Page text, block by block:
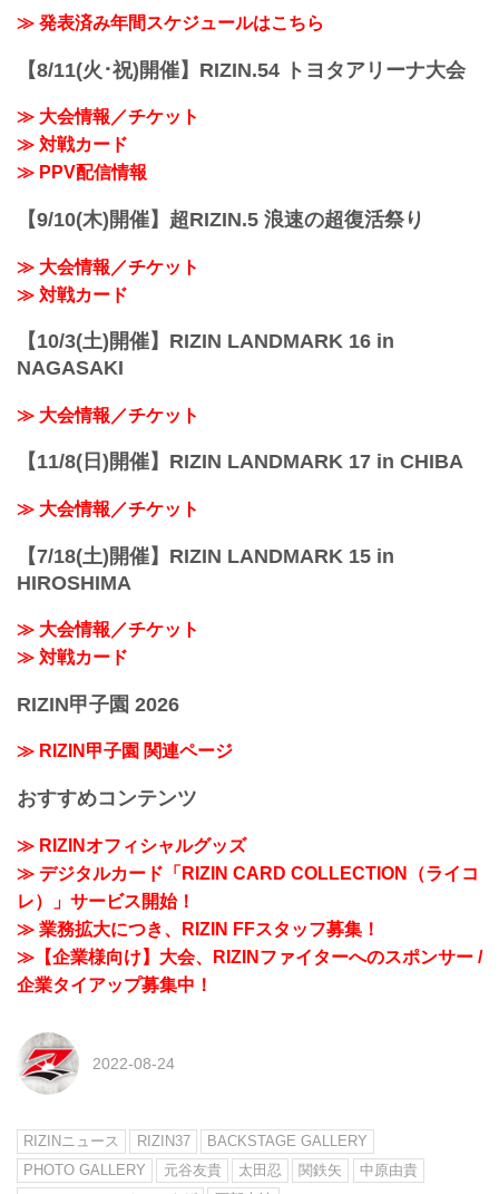
3R（49.0kg）
（WIN）伊澤星花 vs. ラーラ・フォント
ーラ（LOSE）
1R 3分47秒 SUB（タップアウト：フロン
RIZIN MMAトーナメントルー...
≫ 発表済み年間スケジュールはこちら
【8/11(火･祝)開催】RIZIN.54 トヨタアリーナ大会
≫ 大会情報／チケット
≫ 対戦カード
≫ PPV配信情報
【9/10(木)開催】超RIZIN.5 浪速の超復活祭り
≫ 大会情報／チケット
≫ 対戦カード
【10/3(土)開催】RIZIN LANDMARK 16 in
NAGASAKI
≫ 大会情報／チケット
【11/8(日)開催】RIZIN LANDMARK 17 in CHIBA
≫ 大会情報／チケット
【7/18(土)開催】RIZIN LANDMARK 15 in
HIROSHIMA
≫ 大会情報／チケット
≫ 対戦カード
RIZIN甲子園 2026
≫ RIZIN甲子園 関連ページ
おすすめコンテンツ
≫ RIZINオフィシャルグッズ
≫ デジタルカード「RIZIN CARD COLLECTION（ライコ
レ）」サービス開始！
≫ 業務拡大につき、RIZIN FFスタッフ募集！
≫【企業様向け】大会、RIZINファイターへのスポンサー /
企業タイアップ募集中！
2022-08-24
RIZINニュース RIZIN37
BACKSTAGE GALLERY
PHOTO GALLERY
元谷友貴 太田忍 関鉄矢
中原由貴